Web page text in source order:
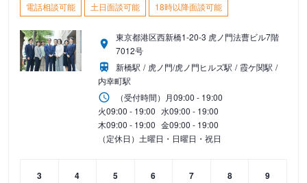
電話相談可能 土日面談可能 18時以降面談可能
東京都港区西新橋1-20-3 虎ノ門法曹ビル7階
7012号
新橋駅
虎ノ門/虎ノ門ヒルズ駅
霞ケ関駅
内幸町駅
（受付時間） 月09:00 - 19:00
火09:00 - 19:00 水09:00 - 19:00
木09:00 - 19:00 金09:00 - 19:00
（定休日）土曜日・日曜日・祝日
3
4
5
6
7
8
9